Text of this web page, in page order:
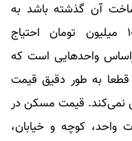
که ۶ سال از ساخت آن گذشته باشد به
بودجه‌ای معادل ۶ میلیارد و ۱۰۰ میلیون تومان احتیاج
واحدهایی است که
به طور دقیق قیمت
نمی‌کند. قیمت مسکن در
واحد، کوچه و خیابان،